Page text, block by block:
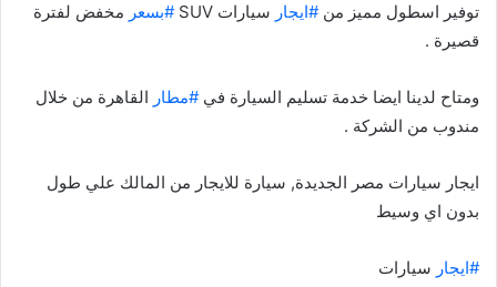
توفير اسطول مميز من#ايجار سيارات SUV #بسعر مخفض لفترة
قصيرة .
ومتاح لدينا ايضا خدمة تسليم السيارة في#مطار القاهرة من خلال
مندوب من الشركة .
ايجار سيارات مصر الجديدة, سيارة للايجار من المالك علي طول
بدون اي وسيط
#ايجار سيارات